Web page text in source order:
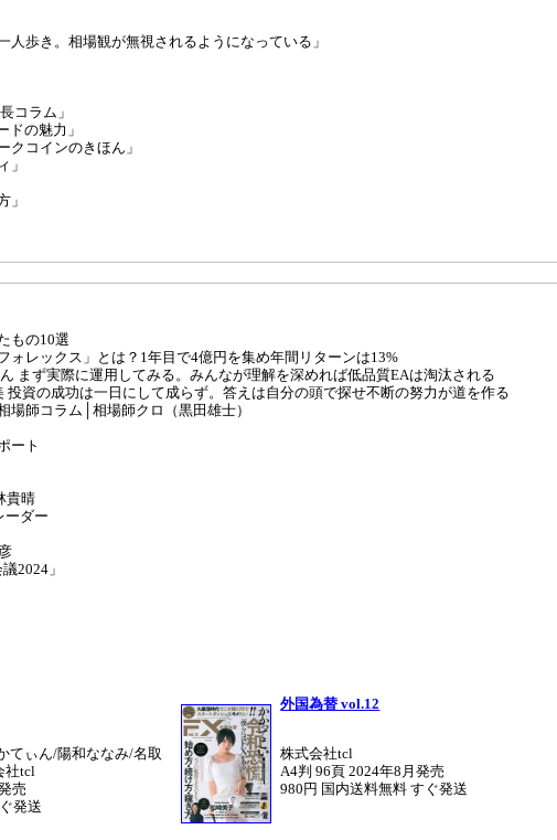
人歩き。相場観が無視されるようになっている」
コラム」
ドの魅力」
コインのきほん」
」
」
もの10選
レックス」とは？1年目で4億円を集め年間リターンは13%
まず実際に運用してみる。みんなが理解を深めれば低品質EAは淘汰される
資の成功は一日にして成らず。答えは自分の頭で探せ不断の努力が道を作る
師コラム│相場師クロ（黒田雄士）
ート
貴晴
ーダー
2024」
てぃん/陽和ななみ/名取
社tcl
売
発送
外国為替 vol.12
株式会社tcl
A4判 96頁 2024年8月発売
980円 国内送料無料 すぐ発送